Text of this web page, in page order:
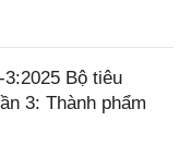
Bộ tiêu
3: Thành phẩm